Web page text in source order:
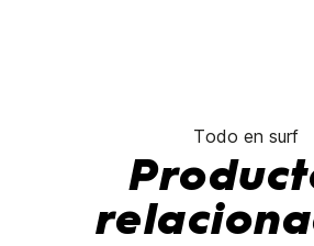
Todo en surf